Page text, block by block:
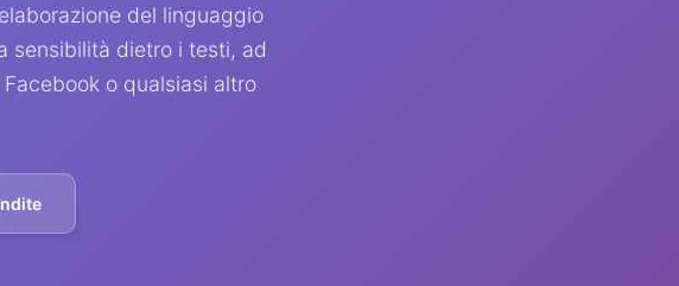
l'intero mercato
del linguaggio
sensibilità dietro i testi, ad
o qualsiasi altro